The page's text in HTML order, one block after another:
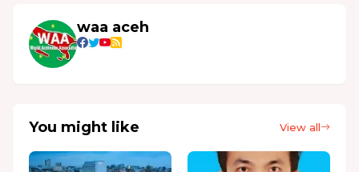
waa aceh
You might like View all